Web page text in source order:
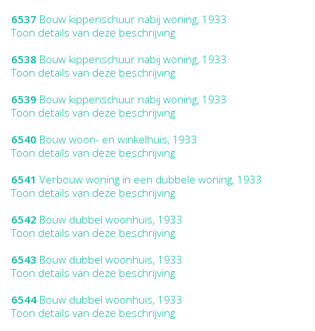
6537 Bouw kippenschuur nabij woning, 1933
Toon details van deze beschrijving
6538 Bouw kippenschuur nabij woning, 1933
Toon details van deze beschrijving
6539 Bouw kippenschuur nabij woning, 1933
Toon details van deze beschrijving
6540 Bouw woon- en winkelhuis, 1933
Toon details van deze beschrijving
6541 Verbouw woning in een dubbele woning, 1933
Toon details van deze beschrijving
6542 Bouw dubbel woonhuis, 1933
Toon details van deze beschrijving
6543 Bouw dubbel woonhuis, 1933
Toon details van deze beschrijving
6544 Bouw dubbel woonhuis, 1933
Toon details van deze beschrijving